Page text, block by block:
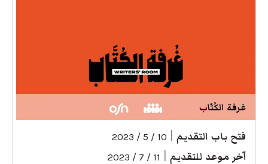
غرفة الكُتّاب
فتح باب التقديم 10 / 5 / 2023
آخر موعد للتقديم 11 / 7 / 2023